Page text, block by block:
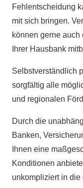
Fehlentscheidung
mit sich bringen.
können gerne
Ihrer Hausbank
Selbstverständlich
sorgfältig alle
und regionalen
Durch die
Banken,
Ihnen eine
Konditionen
unkompliziert in